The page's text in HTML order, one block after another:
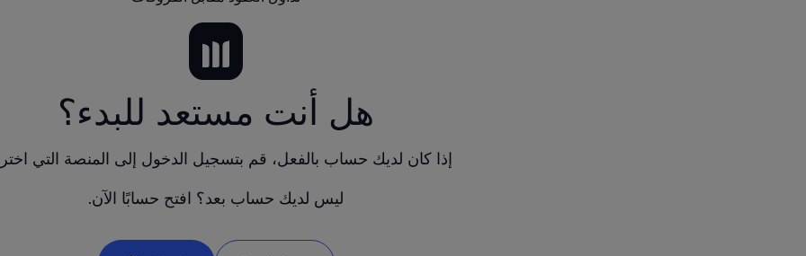
هل أنت مستعد للبدء؟
إذا كان لديك حساب بالفعل، قم بتسجيل الدخول إلى المنصة التي
ليس لديك حساب بعد؟ افتح حسابًا الآن.